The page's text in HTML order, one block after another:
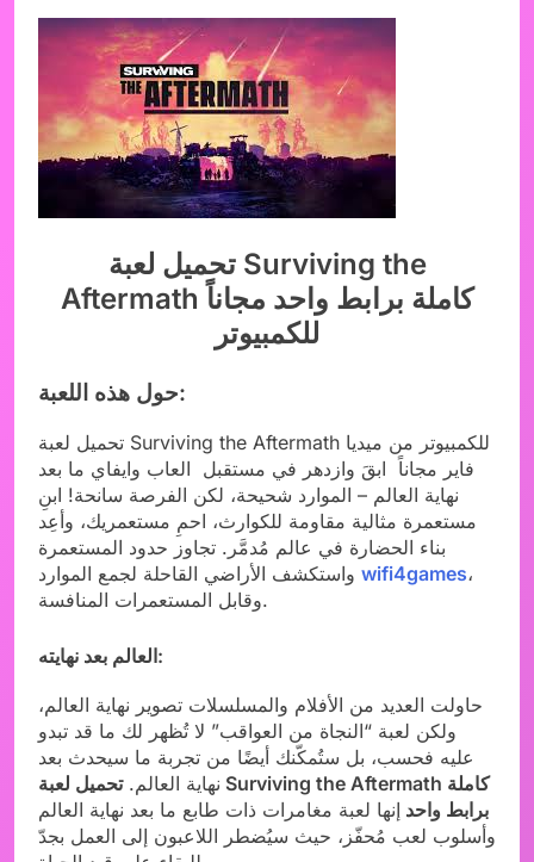
تحميل لعبة Surviving the
Aftermath كاملة برابط واحد مجاناً
للكمبيوتر
حول هذه اللعبة:
تحميل لعبة Surviving the Aftermath للكمبيوتر من ميديا
فاير مجاناً ابقَ وازدهر في مستقبل العاب وايفاي ما بعد
نهاية العالم – الموارد شحيحة، لكن الفرصة سانحة! ابنِ
مستعمرة مثالية مقاومة للكوارث، احمِ مستعمريك، وأعِد
بناء الحضارة في عالم مُدمَّر. تجاوز حدود المستعمرة
wifi4games،
وقابل المستعمرات المنافسة.
العالم بعد نهايته:
حاولت العديد من الأفلام والمسلسلات تصوير نهاية العالم،
ولكن لعبة “النجاة من العواقب” لا تُظهر لك ما قد تبدو
عليه فحسب، بل ستُمكّنك أيضًا من تجربة ما سيحدث بعد
نهاية العالم.تحميل لعبة Surviving the Aftermath كاملة
برابط واحد إنها لعبة مغامرات ذات طابع ما بعد نهاية العالم
وأسلوب لعب مُحفّز، حيث سيُضطر اللاعبون إلى العمل بجدّ